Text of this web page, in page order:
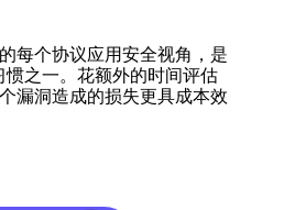
每个协议应用安全视角，是
之一。花额外的时间评估
漏洞造成的损失更具成本效